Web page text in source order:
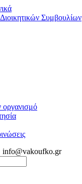
Συμβουλίων
οργανισμό
info@vakoufko.gr